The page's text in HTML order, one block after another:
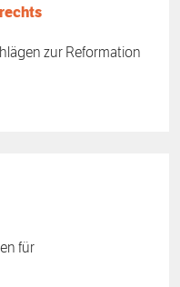
zur Reformation
für